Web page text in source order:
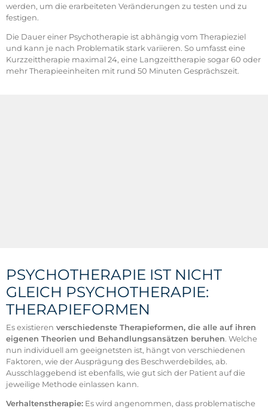
werden, um die erarbeiteten Veränderungen zu testen und zu
festigen.
Die Dauer einer Psychotherapie ist abhängig vom Therapieziel
und kann je nach Problematik stark variieren. So umfasst eine
Kurzzeittherapie maximal 24, eine Langzeittherapie sogar 60 oder
mehr Therapieeinheiten mit rund 50 Minuten Gesprächszeit.
PSYCHOTHERAPIE IST NICHT
GLEICH PSYCHOTHERAPIE:
THERAPIEFORMEN
Es existieren verschiedenste Therapieformen, die alle auf ihren
eigenen Theorien und Behandlungsansätzen beruhen. Welche
nun individuell am geeignetsten ist, hängt von verschiedenen
Faktoren, wie der Ausprägung des Beschwerdebildes, ab.
Ausschlaggebend ist ebenfalls, wie gut sich der Patient auf die
jeweilige Methode einlassen kann.
Verhaltenstherapie:Es wird angenommen, dass problematische